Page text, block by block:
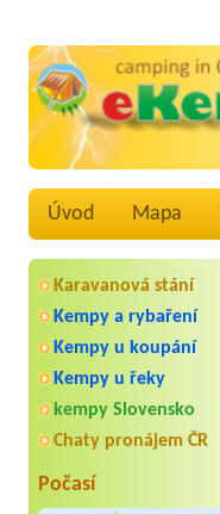
Úvod Mapa
Karavanová stání
Kempy a rybaření
Kempy u koupání
Kempy u řeky
kempy Slovensko
Chaty pronájem ČR
Počasí